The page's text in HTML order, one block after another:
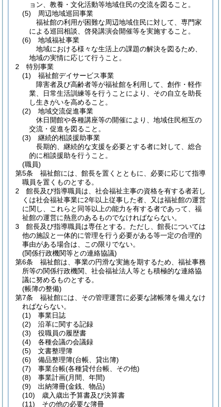
ョン、教養・文化活動等地域住民の交流を図ること。
(5) 周辺地域巡回事業
福祉館の利用が困難な周辺地域住民に対して、専門家
による巡回相談、啓発講演会開催等を実施すること。
(6) 地域福祉事業
地域における様々な生活上の課題の解決を図るため、
地域の実情に応じて行うこと。
2 特別事業
(1) 福祉館デイサービス事業
障害者及び高齢者等が福祉館を利用して、創作・軽作
業、日常生活訓練等を行うことにより、その自立を助長
し生きがいを高めること。
(2) 地域交流促進事業
休日開館や各種講座等の開催により、地域住民相互の
交流・促進を図ること。
(3) 継続的相談援助事業
長期的、継続的な支援を必要とする者に対して、総合
的に相談援助を行うこと。
(職員)
第5条
福祉館には、館長を置くとともに、必要に応じて指導
職員を置くものとする。
2
館長及び指導職員は、社会福祉主事の資格を有する者若し
くは社会福祉事業に2年以上従事した者、又は福祉館の運営
に関し、これらと同等以上の能力を有する者であって、福
祉館の運営に熱意のあるものでなければならない。
3
館長及び指導職員は専任とする。 ただし、館長については
他の施設と一体的に管理を行う必要がある等一定の合理的
事由がある場合は、この限りでない。
(関係行政機関等との連絡協議)
第6条
福祉館は、事業の円滑な実施を期するため、福祉事務
所等の関係行政機関、社会福祉法人等とも積極的な連絡協
議に努めるものとする。
(帳簿の整備)
第7条
福祉館には、その管理運営に必要な諸帳簿を備えなけ
ればならない。
(1)
事業日誌
(2)
沿革に関する記録
(3)
役職員の履歴書
(4)
各種会議の会議録
(5)
文書整理簿
(6)
備品整理簿(台帳、貸出簿)
(7)
事業台帳(各種貸付台帳、その他)
(8)
事業計画(月間、年間)
(9)
出納簿冊(金銭、物品)
(10)
歳入歳出予算書及び決算書
(11)
その他の必要な簿冊